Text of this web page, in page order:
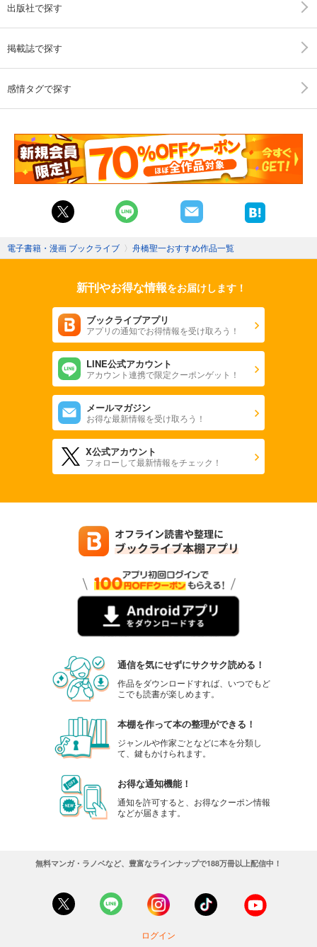
出版社で探す
掲載誌で探す
感情タグで探す
電子書籍・漫画 ブックライブ 〉 舟橋聖一おすすめ作品一覧
新刊やお得な情報をお届けします！
ブックライブアプリ
アプリの通知でお得情報を受け取ろう！
LINE公式アカウント
アカウント連携で限定クーポンゲット！
メールマガジン
お得な最新情報を受け取ろう！
X公式アカウント
フォローして最新情報をチェック！
通信を気にせずにサクサク読める！
作品をダウンロードすれば、いつでもど
こでも読書が楽しめます。
本棚を作って本の整理ができる！
ジャンルや作家ごとなどに本を分類し
て、鍵もかけられます。
お得な通知機能！
通知を許可すると、お得なクーポン情報
などが届きます。
無料マンガ・ラノベなど、豊富なラインナップで188万冊以上配信中！
ログイン